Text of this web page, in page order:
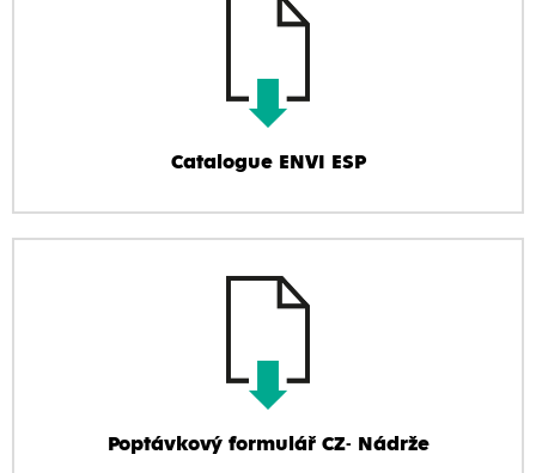
Catalogue ENVI ESP
Poptávkový formulář CZ- Nádrže